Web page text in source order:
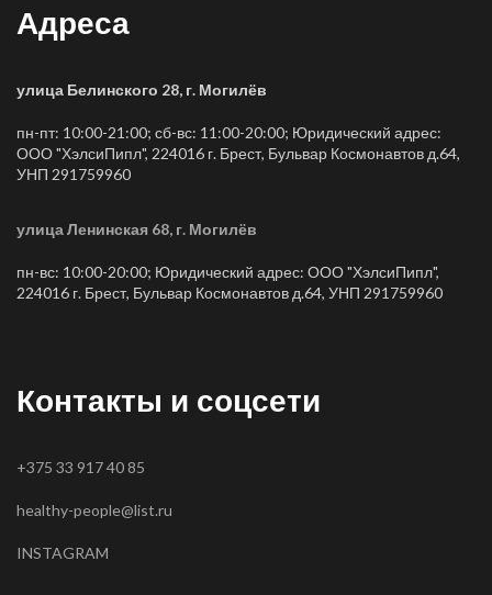
Адреса
улица Белинского 28, г. Могилёв
пн-пт: 10:00-21:00; сб-вс: 11:00-20:00; Юридический адрес:
ООО "ХэлсиПипл", 224016 г. Брест, Бульвар Космонавтов д.64,
УНП 291759960
улица Ленинская 68, г. Могилёв
пн-вс: 10:00-20:00; Юридический адрес: ООО "ХэлсиПипл",
224016 г. Брест, Бульвар Космонавтов д.64, УНП 291759960
Контакты и соцсети
+375 33 917 40 85
healthy-people@list.ru
INSTAGRAM